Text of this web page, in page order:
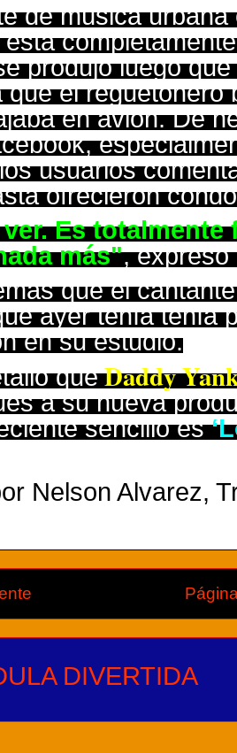
de música
produjo luego
que el reguetonero
en avión. De
usuarios
ofrecieron
Es
más", expresó
que el
ayer tenía tenía
en su estudio.
queDaddy
a su nueva
sencillo es
Nelson Alvarez,
DIVERTIDA